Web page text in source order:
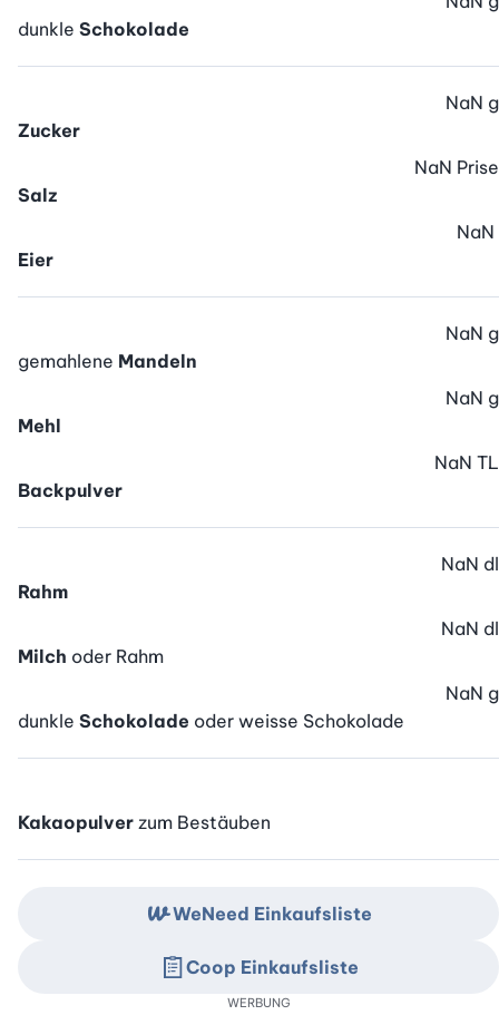
dunkle Schokolade
Zucker
NaN g
Salz
NaN Prise
Eier
NaN
gemahlene Mandeln
NaN g
Mehl
NaN g
Backpulver
NaN TL
Rahm
NaN dl
Milch oder Rahm
NaN dl
dunkle Schokolade oder weisse Schokolade
NaN g
Kakaopulver zum Bestäuben
WeNeed Einkaufsliste
Coop Einkaufsliste
WERBUNG